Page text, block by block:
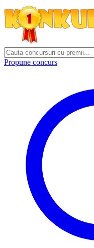
Propune concurs